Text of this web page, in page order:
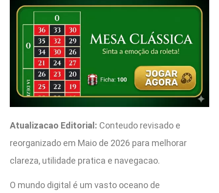
Atualizacao Editorial: Conteudo revisado e
reorganizado em Maio de 2026 para melhorar
clareza, utilidade pratica e navegacao.
O mundo digital é um vasto oceano de